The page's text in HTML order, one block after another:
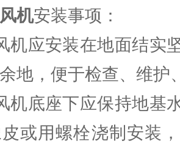
机安装事项：
机应安装在地面结实
地，便于检查、维护
机底座下应保持地基
或用螺栓浇制安装